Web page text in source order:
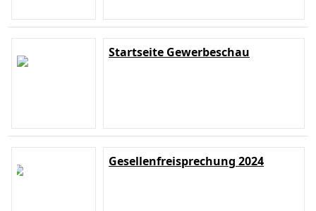
Startseite Gewerbeschau
Gesellenfreisprechung 2024